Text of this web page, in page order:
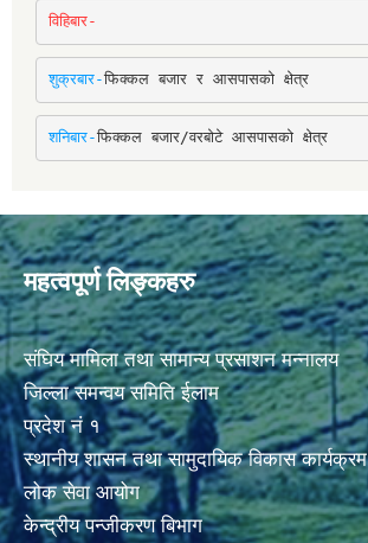
विहिबार-
शुक्रबार-फिक्कल बजार र आसपासको क्षेत्र
शनिबार-फिक्कल बजार/वरबोटे आसपासको क्षेत्र
महत्वपूर्ण लिङ्कहरु
संघिय मामिला तथा सामान्य प्रसाशन मन्नालय
जिल्ला समन्वय समिति ईलाम
प्रदेश नं १
स्थानीय शासन तथा सामुदायिक विकास कार्यक्रम
लोक सेवा आयोग
केन्द्रीय पन्जीकरण बिभाग